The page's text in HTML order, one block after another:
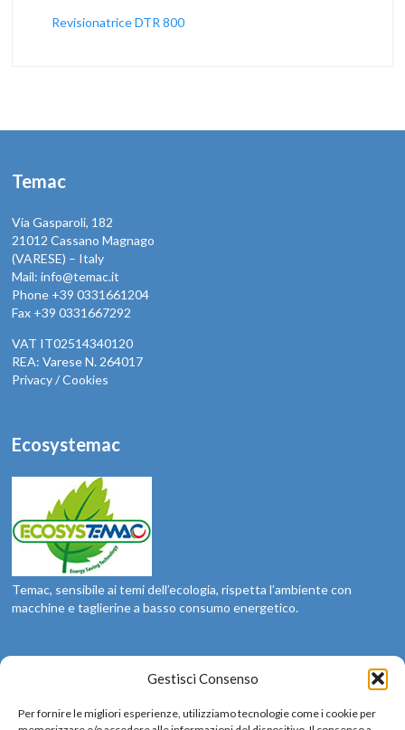
Gestisci Consenso
Per fornire le migliori esperienze, utilizziamo tecnologie come i cookie per
Revisionatrice DTR 800
Temac
Via Gasparoli, 182
21012 Cassano Magnago
(VARESE) – Italy
Mail: info@temac.it
Phone +39 0331661204
Fax +39 0331667292
VAT IT02514340120
REA: Varese N. 264017
Privacy / Cookies
Ecosystemac
Temac, sensibile ai temi dell’ecologia, rispetta l’ambiente con
macchine e taglierine a basso consumo energetico.
Siamo sui social: seguici